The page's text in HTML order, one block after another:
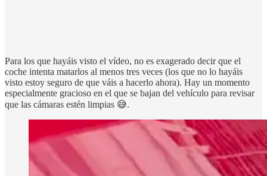
Para los que hayáis visto el vídeo, no es exagerado decir que el
coche intenta matarlos al menos tres veces (los que no lo hayáis
visto estoy seguro de que váis a hacerlo ahora). Hay un momento
especialmente gracioso en el que se bajan del vehículo para revisar
que las cámaras estén limpias 😅.